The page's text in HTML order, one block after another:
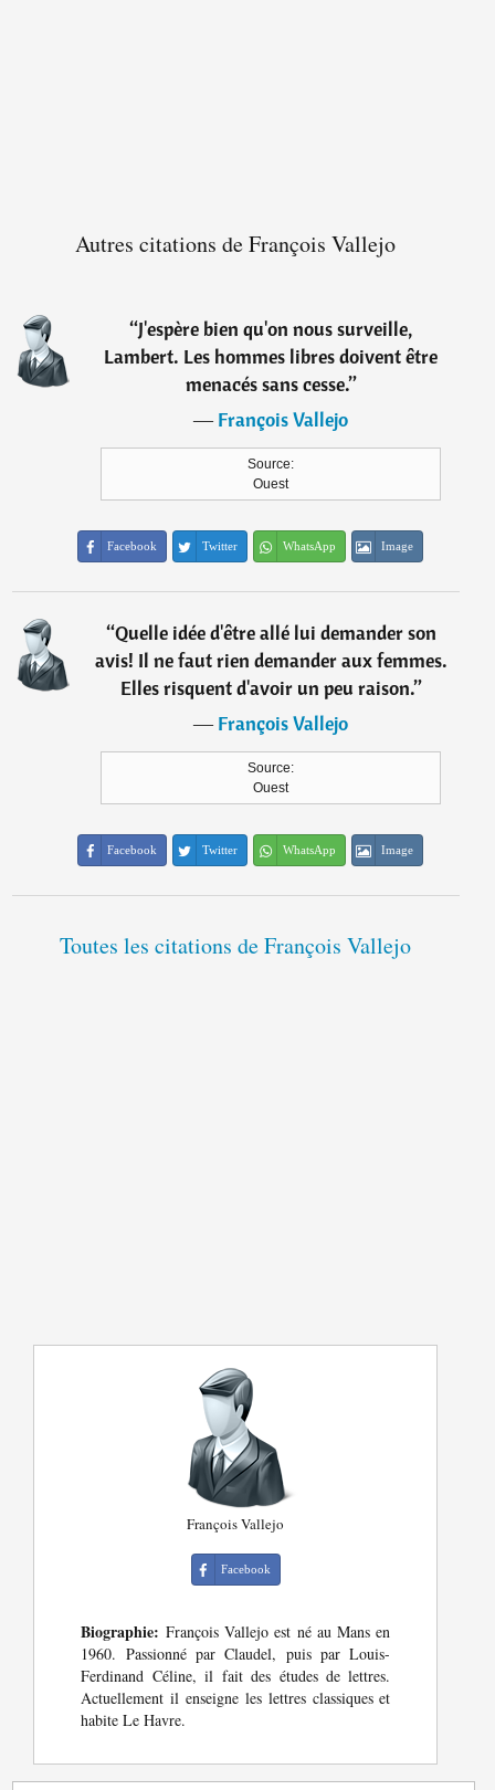
Autres citations de François Vallejo
“J'espère bien qu'on nous surveille,
Lambert. Les hommes libres doivent être
menacés sans cesse.”
―François Vallejo
Source:
Ouest
Facebook Twitter WhatsApp Image
“Quelle idée d'être allé lui demander son
avis! Il ne faut rien demander aux femmes.
Elles risquent d'avoir un peu raison.”
―François Vallejo
Source:
Ouest
Facebook Twitter WhatsApp Image
Toutes les citations de François Vallejo
François Vallejo
Facebook
Biographie: François Vallejo est né au Mans en
1960. Passionné par Claudel, puis par Louis-
Ferdinand Céline, il fait des études de lettres.
Actuellement il enseigne les lettres classiques et
habite Le Havre.